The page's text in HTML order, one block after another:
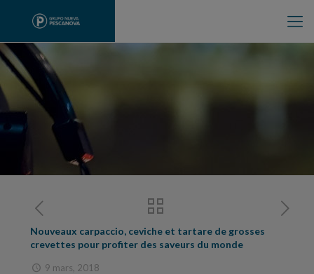
Nouveaux carpaccio, ceviche et tartare de grosses
crevettes pour profiter des saveurs du monde
9 mars, 2018